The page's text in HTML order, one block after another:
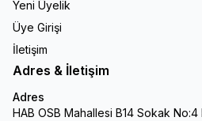
Yeni Üyelik
Üye Girişi
İletişim
Adres & İletişim
Adres
HAB OSB Mahallesi B14 Sokak